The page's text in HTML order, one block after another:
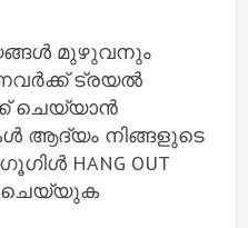
മുഴുവനും
ട്രയൽ
ചെയ്യാൻ
ആദ്യം നിങ്ങളുടെ
HANG OUT
ചെയ്യുക